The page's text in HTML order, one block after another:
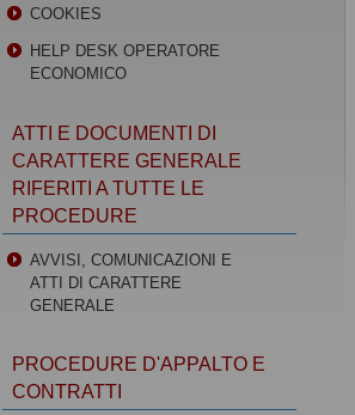
COOKIES
HELP DESK OPERATORE
ECONOMICO
ATTI E DOCUMENTI DI
CARATTERE GENERALE
RIFERITI A TUTTE LE
PROCEDURE
AVVISI, COMUNICAZIONI E
ATTI DI CARATTERE
GENERALE
PROCEDURE D'APPALTO E
CONTRATTI